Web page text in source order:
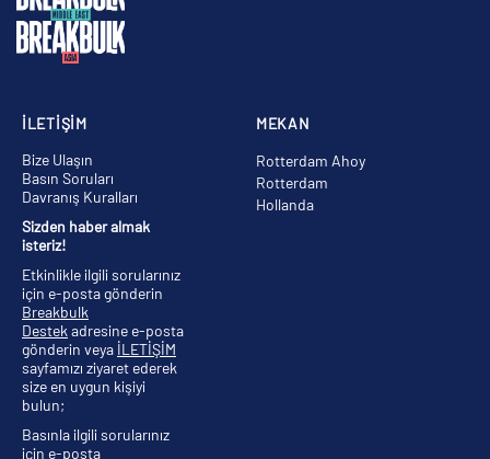
MEKAN
Rotterdam Ahoy
Rotterdam
Hollanda
İLETİŞİM
Bize Ulaşın
Basın Soruları
Davranış Kuralları
Sizden haber almak
isteriz!
Etkinlikle ilgili sorularınız
için e-posta gönderin
Breakbulk
Destek adresine e-posta
gönderin veya İLETİŞİM
sayfamızı ziyaret ederek
size en uygun kişiyi
bulun;
Basınla ilgili sorularınız
için e-posta